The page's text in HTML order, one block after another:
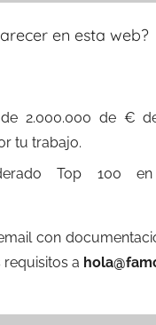
en esta web?
2.000.000 de €
tu trabajo.
Top 100
con
requisitos a